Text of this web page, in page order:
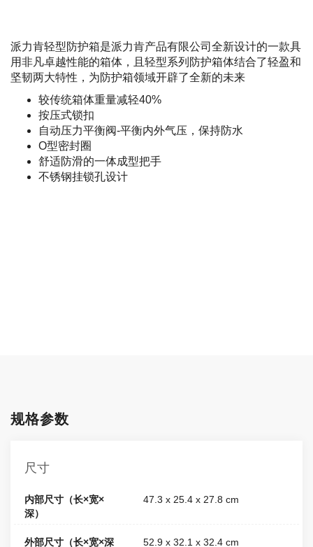
派力肯轻型防护箱是派力肯产品有限公司全新设计的一款具
用非凡卓越性能的箱体，且轻型系列防护箱体结合了轻盈和
坚韧两大特性，为防护箱领域开辟了全新的未来
较传统箱体重量减轻40%
按压式锁扣
自动压力平衡阀-平衡内外气压，保持防水
O型密封圈
舒适防滑的一体成型把手
不锈钢挂锁孔设计
规格参数
尺寸
内部尺寸（长×宽×
深）
47.3 x 25.4 x 27.8 cm
外部尺寸（长×宽×深 52.9 x 32.1 x 32.4 cm